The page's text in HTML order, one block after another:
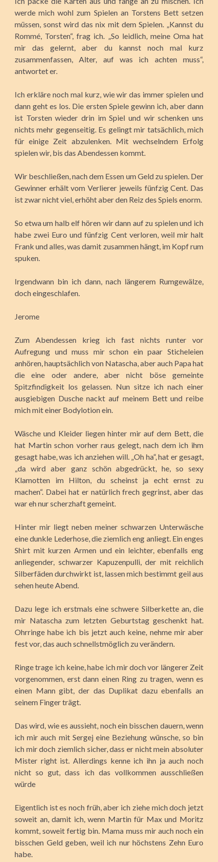
werde mich wohl zum Spielen an Torstens Bett setzen
müssen, sonst wird das nix mit dem Spielen. „Kannst du
Rommé, Torsten“, frag ich. „So leidlich, meine Oma hat
mir das gelernt, aber du kannst noch mal kurz
zusammenfassen, Alter, auf was ich achten muss“,
antwortet er.
Ich erkläre noch mal kurz, wie wir das immer spielen und
dann geht es los. Die ersten Spiele gewinn ich, aber dann
ist Torsten wieder drin im Spiel und wir schenken uns
nichts mehr gegenseitig. Es gelingt mir tatsächlich, mich
für einige Zeit abzulenken. Mit wechselndem Erfolg
spielen wir, bis das Abendessen kommt.
Wir beschließen, nach dem Essen um Geld zu spielen. Der
Gewinner erhält vom Verlierer jeweils fünfzig Cent. Das
ist zwar nicht viel, erhöht aber den Reiz des Spiels enorm.
So etwa um halb elf hören wir dann auf zu spielen und ich
habe zwei Euro und fünfzig Cent verloren, weil mir halt
Frank und alles, was damit zusammen hängt, im Kopf rum
spuken.
Irgendwann bin ich dann, nach längerem Rumgewälze,
doch eingeschlafen.
Jerome
Zum Abendessen krieg ich fast nichts runter vor
Aufregung und muss mir schon ein paar Sticheleien
anhören, hauptsächlich von Natascha, aber auch Papa hat
die eine oder andere, aber nicht böse gemeinte
Spitzfindigkeit los gelassen. Nun sitze ich nach einer
ausgiebigen Dusche nackt auf meinem Bett und reibe
mich mit einer Bodylotion ein.
Wäsche und Kleider liegen hinter mir auf dem Bett, die
hat Martin schon vorher raus gelegt, nach dem ich ihm
gesagt habe, was ich anziehen will. „Oh ha“, hat er gesagt,
„da wird aber ganz schön abgedrückt, he, so sexy
Klamotten im Hilton, du scheinst ja echt ernst zu
machen“. Dabei hat er natürlich frech gegrinst, aber das
war eh nur scherzhaft gemeint.
Hinter mir liegt neben meiner schwarzen Unterwäsche
eine dunkle Lederhose, die ziemlich eng anliegt. Ein enges
Shirt mit kurzen Armen und ein leichter, ebenfalls eng
anliegender, schwarzer Kapuzenpulli, der mit reichlich
Silberfäden durchwirkt ist, lassen mich bestimmt geil aus
sehen heute Abend.
Dazu lege ich erstmals eine schwere Silberkette an, die
mir Natascha zum letzten Geburtstag geschenkt hat.
Ohrringe habe ich bis jetzt auch keine, nehme mir aber
fest vor, das auch schnellstmöglich zu verändern.
Ringe trage ich keine, habe ich mir doch vor längerer Zeit
vorgenommen, erst dann einen Ring zu tragen, wenn es
einen Mann gibt, der das Duplikat dazu ebenfalls an
seinem Finger trägt.
Das wird, wie es aussieht, noch ein bisschen dauern, wenn
ich mir auch mit Sergej eine Beziehung wünsche, so bin
ich mir doch ziemlich sicher, dass er nicht mein absoluter
Mister right ist. Allerdings kenne ich ihn ja auch noch
nicht so gut, dass ich das vollkommen ausschließen
würde
Eigentlich ist es noch früh, aber ich ziehe mich doch jetzt
soweit an, damit ich, wenn Martin für Max und Moritz
kommt, soweit fertig bin. Mama muss mir auch noch ein
bisschen Geld geben, weil ich nur höchstens Zehn Euro
habe.